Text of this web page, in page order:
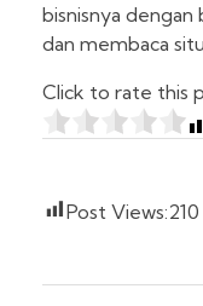
bisnisnya dengan
dan membaca
Click to rate this
Post Views:210